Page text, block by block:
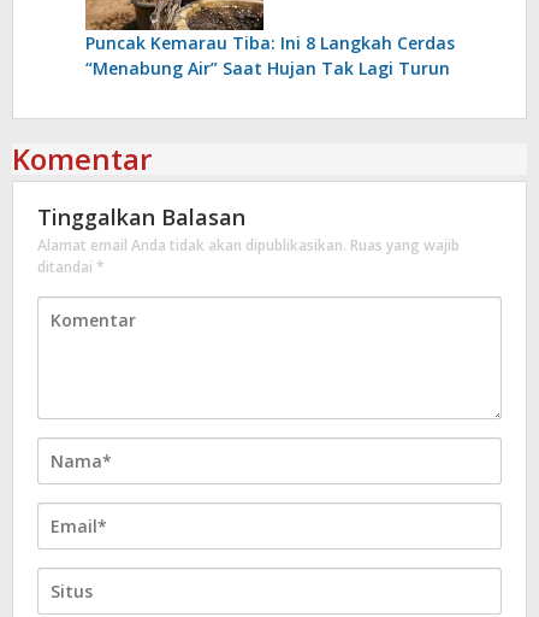
Puncak Kemarau Tiba: Ini 8 Langkah Cerdas
“Menabung Air” Saat Hujan Tak Lagi Turun
Komentar
Tinggalkan Balasan
Alamat email Anda tidak akan dipublikasikan. Ruas yang wajib
ditandai *